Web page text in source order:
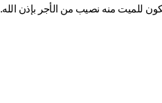
للميت منه نصيب من الأجر بإذن الله.